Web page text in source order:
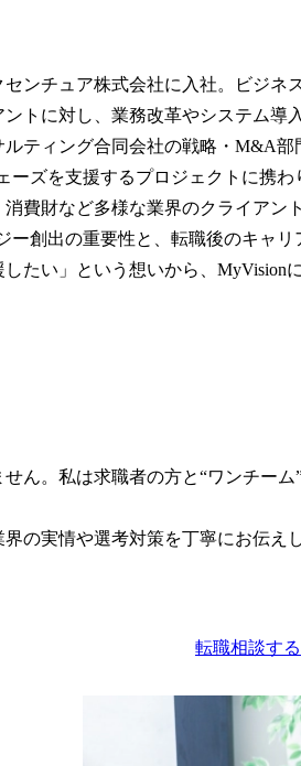
ンチュア株式会社に入社。ビジネ
トに対し、業務改革やシステム導
ティング合同会社の戦略・M&A
ズを支援するプロジェクトに携わ
費財など多様な業界のクライアン
創出の重要性と、転職後のキャリ
たい」という想いから、MyVisionに
ん。私は求職者の方と“ワンチー
の実情や選考対策を丁寧にお伝え
転職相談する